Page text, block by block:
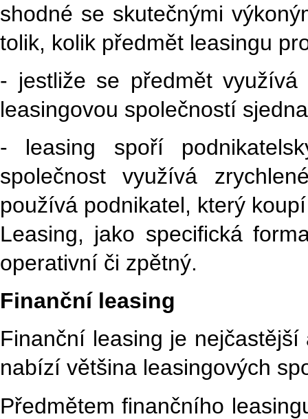
shodné se skutečnými
tolik, kolik předmět leasingu
- jestliže se předmět
leasingovou společností
- leasing spoří
společnost využívá
používá podnikatel, který
Leasing, jako specifická
operativní či zpětný.
Finanční leasing
Finanční leasing je
nabízí většina leasingových
Předmětem finančního